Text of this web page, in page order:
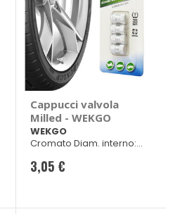
Cappucci valvola
Milled - WEKGO
WEKGO
Cromato Diam. interno:
3,05 €